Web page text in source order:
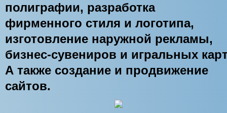
полиграфии, разработка
фирменного стиля и логотипа,
изготовление наружной рекламы,
бизнес-сувениров и игральных
А также создание и продвижение
сайтов.